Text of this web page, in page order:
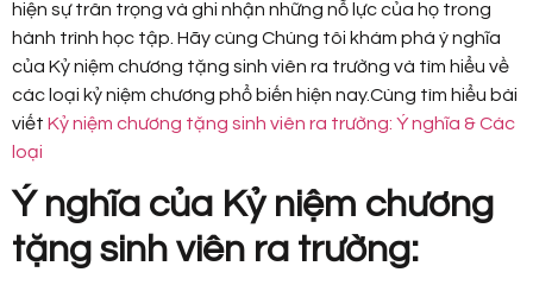
hiện sự trân trọng và ghi nhận những nỗ lực của họ trong
hành trình học tập. Hãy cùng Chúng tôi khám phá ý nghĩa
của Kỷ niệm chương tặng sinh viên ra trường và tìm hiểu về
các loại kỷ niệm chương phổ biến hiện nay.Cùng tìm hiểu bài
viết Kỷ niệm chương tặng sinh viên ra trường: Ý nghĩa & Các
loại
Ý nghĩa của Kỷ niệm chương
tặng sinh viên ra trường: